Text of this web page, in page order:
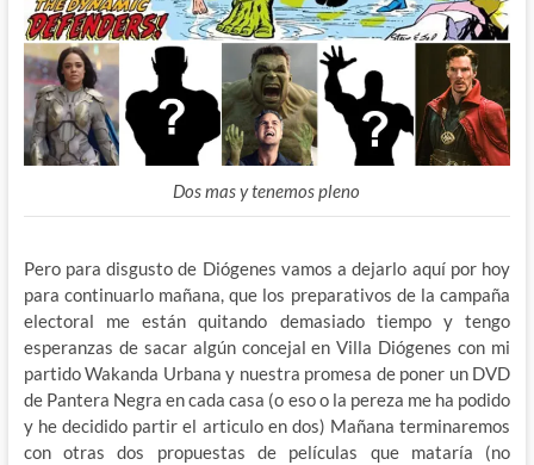
Dos mas y tenemos pleno
Pero para disgusto de Diógenes vamos a dejarlo aquí por hoy
para continuarlo mañana, que los preparativos de la campaña
electoral me están quitando demasiado tiempo y tengo
esperanzas de sacar algún concejal en Villa Diógenes con mi
partido Wakanda Urbana y nuestra promesa de poner un DVD
de Pantera Negra en cada casa (o eso o la pereza me ha podido
y he decidido partir el articulo en dos) Mañana terminaremos
con otras dos propuestas de películas que mataría (no